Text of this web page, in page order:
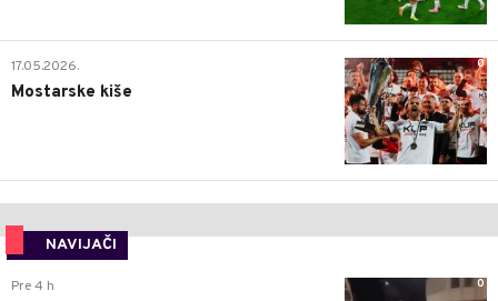
0
17.05.2026.
Mostarske kiše
NAVIJAČI
0
Pre 4 h